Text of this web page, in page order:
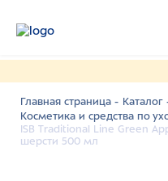
Главная страница - Каталог
Косметика и средства по
ISB Traditional Line Green
шерсти 500 мл